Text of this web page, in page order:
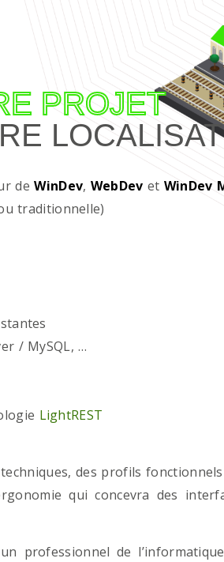
PROJET
deWinDev, WebDev et WinDev
traditionnelle)
/ MySQL, …
LightREST
des profils
qui concevra des
professionnel de